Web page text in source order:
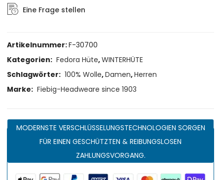
Eine Frage stellen
Artikelnummer:F-30700
Kategorien: Fedora Hüte,WINTERHÜTE
Schlagwörter: 100% Wolle,Damen,Herren
Marke: Fiebig-Headweare since 1903
MODERNSTE VERSCHLÜSSELUNGSTECHNOLOGIEN SORGEN
FÜR EINEN GESCHÜTZTEN & REIBUNGSLOSEN
ZAHLUNGSVORGANG.